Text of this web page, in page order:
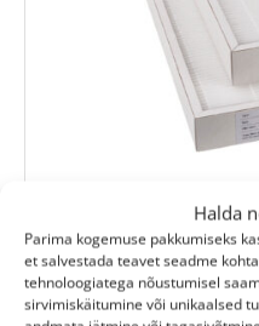
Halda
Parima kogemuse pakkumiseks
et salvestada teavet seadme
tehnoloogiatega nõustumisel
sirvimiskäitumine või unikaalsed
Komfovent Domekt
filtrikomplekt
Väljalaskefiltri suurus:
Sisselaskefiltri suurus: